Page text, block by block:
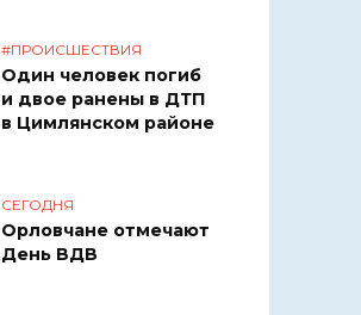
#ПРОИСШЕСТВИЯ
Один человек погиб
и двое ранены в ДТП
в Цимлянском районе
СЕГОДНЯ
Орловчане отмечают
День ВДВ